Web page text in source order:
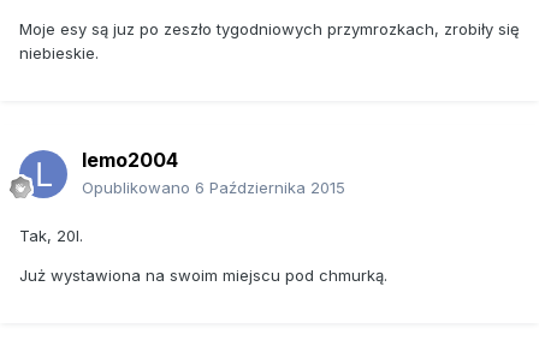
Moje esy są juz po zeszło tygodniowych przymrozkach, zrobiły się
niebieskie.
lemo2004
Opublikowano 6 Października 2015
Tak, 20l.
Już wystawiona na swoim miejscu pod chmurką.